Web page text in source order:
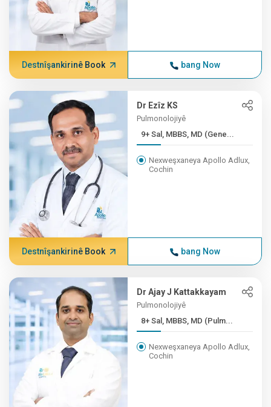
Destnîşankirinê Book bang Now
Dr Ezîz KS
Pulmonolojiyê
9+ Sal, MBBS, MD (Gene...
Nexweşxaneya Apollo Adlux,
Cochin
Destnîşankirinê Book bang Now
Dr Ajay J Kattakkayam
Pulmonolojiyê
8+ Sal, MBBS, MD (Pulm...
Nexweşxaneya Apollo Adlux,
Cochin